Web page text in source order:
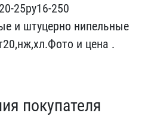
25ру16-25​0
и штуцерно нипельные
и цена .
покупателя